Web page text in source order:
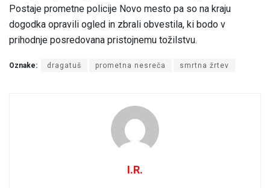
Postaje prometne policije Novo mesto pa so na kraju
dogodka opravili ogled in zbrali obvestila, ki bodo v
prihodnje posredovana pristojnemu tožilstvu.
Oznake: dragatuš prometna nesreča smrtna žrtev
I.R.